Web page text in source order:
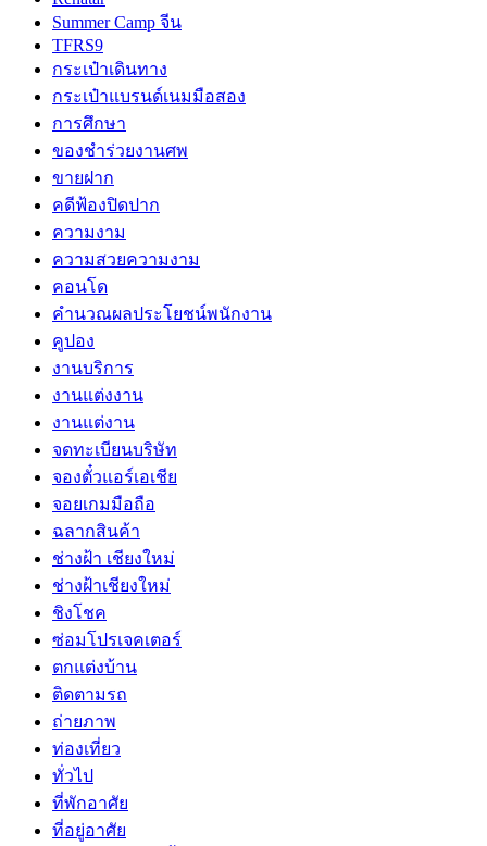
Summer Camp จีน
TFRS9
กระเป๋าเดินทาง
กระเป๋าแบรนด์เนมมือสอง
การศึกษา
ของชำร่วยงานศพ
ขายฝาก
คดีฟ้องปิดปาก
ความงาม
ความสวยความงาม
คอนโด
คำนวณผลประโยชน์พนักงาน
คูปอง
งานบริการ
งานแต่งงาน
งานแต่งาน
จดทะเบียนบริษัท
จองตั๋วแอร์เอเชีย
จอยเกมมือถือ
ฉลากสินค้า
ช่างฝ้า เชียงใหม่
ช่างฝ้าเชียงใหม่
ชิงโชค
ซ่อมโปรเจคเตอร์
ตกแต่งบ้าน
ติดตามรถ
ถ่ายภาพ
ท่องเที่ยว
ทั่วไป
ที่พักอาศัย
ที่อยู่อาศัย